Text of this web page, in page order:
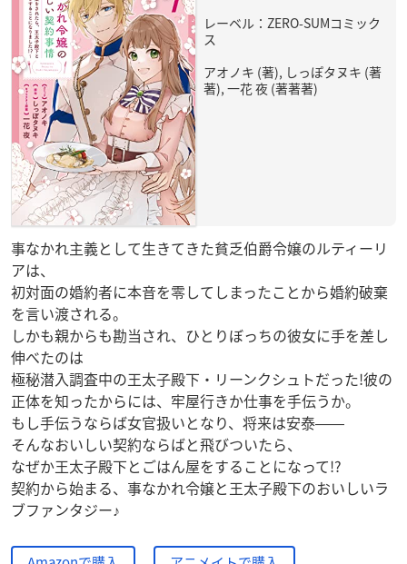
レーベル：ZERO-SUMコミック
ス
アオノキ (著), しっぽタヌキ (著
著), 一花 夜 (著著著)
事なかれ主義として生きてきた貧乏伯爵令嬢のルティーリ
アは、
初対面の婚約者に本音を零してしまったことから婚約破棄
を言い渡される。
しかも親からも勘当され、ひとりぼっちの彼女に手を差し
伸べたのは
極秘潜入調査中の王太子殿下・リーンクシュトだった!彼の
正体を知ったからには、牢屋行きか仕事を手伝うか。
もし手伝うならば女官扱いとなり、将来は安泰――
そんなおいしい契約ならばと飛びついたら、
なぜか王太子殿下とごはん屋をすることになって!?
契約から始まる、事なかれ令嬢と王太子殿下のおいしいラ
ブファンタジー♪